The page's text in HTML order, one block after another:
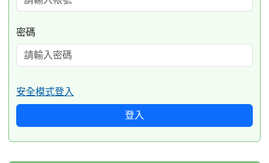
密碼
安全模式登入
登入